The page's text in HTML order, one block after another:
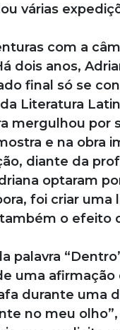
várias
com a
dois anos,
final só se
Literatura
mergulhou por
e na obra
diante da
optaram
foi criar
o efeito
palavra
uma
durante uma
no meu